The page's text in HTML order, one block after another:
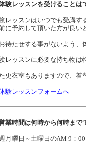
験レッスンを受けることは
レッスンはいつでも受講す
に予約して頂いた方が良い
待たせする事がないよう、
レッスンに必要な持ち物は
更衣室もありますので、着
験レッスンフォームへ
業時間は何時から何時まで
月曜日～土曜日のAM 9：00